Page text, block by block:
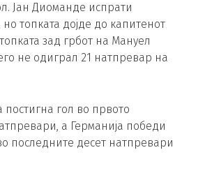
Јан Диоманде испрати
топката дојде до капитенот
зад грбот на Мануел
не одиграл 21 натпревар на
постигна гол во првото
а Германија победи
последните десет натпревари